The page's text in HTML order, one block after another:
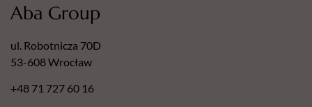
Aba Group
ul. Robotnicza 70D
53-608 Wrocław
+48 71 727 60 16